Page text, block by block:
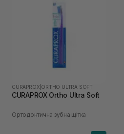
CURAPROX ORTHO ULTRA SOFT
CURAPROX Ortho Ultra Soft
Ортодонтична зубна щітка